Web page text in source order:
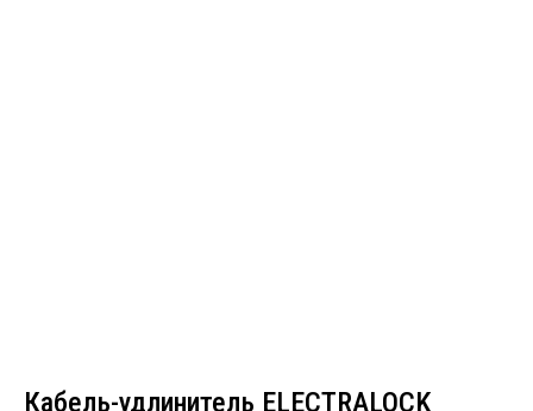
Кабель-удлинитель ELECTRALOCK